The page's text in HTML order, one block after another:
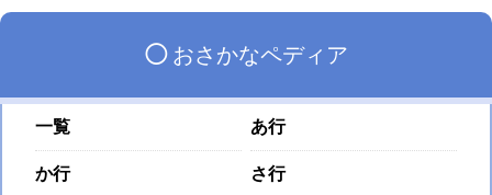
◯おさかなペディア
一覧 あ行
か行 さ行